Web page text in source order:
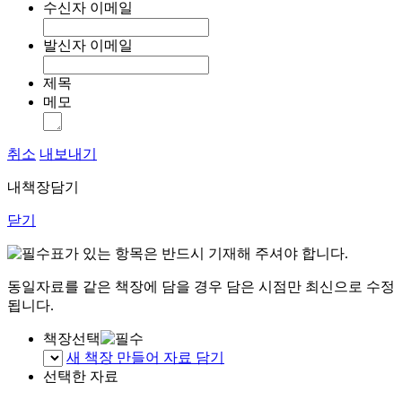
수신자 이메일
발신자 이메일
제목
메모
취소 내보내기
내책장담기
닫기
표가 있는 항목은 반드시 기재해 주셔야 합니다.
동일자료를 같은 책장에 담을 경우 담은 시점만 최신으로 수정
됩니다.
책장선택
새 책장 만들어 자료 담기
선택한 자료